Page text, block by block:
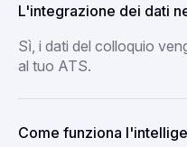
L'integrazione dei dati
Sì, i dati del colloquio
al tuo ATS.
Come funziona